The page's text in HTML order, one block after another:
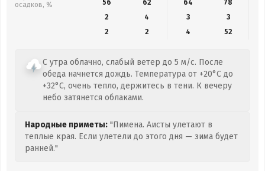
осадков, %
56
62 64 78
2
4 3
3
2
2 4 52
С утра облачно, слабый ветер до 5 м/с. После
обеда начнется дождь. Температура от +20°C до
+32°C, очень тепло, держитесь в тени. К вечеру
небо затянется облаками.
Народные приметы: "Пимена. Аисты улетают в
теплые края. Если улетели до этого дня — зима будет
ранней."